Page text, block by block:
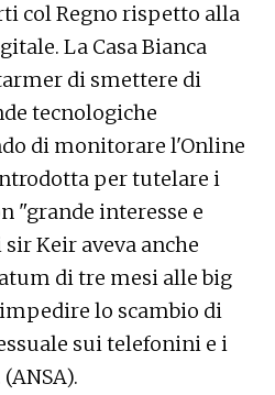
col Regno rispetto alla
La Casa Bianca
di smettere di
tecnologiche
di monitorare l'Online
per tutelare i
"grande interesse e
Keir aveva anche
di tre mesi alle big
lo scambio di
sui telefonini e i